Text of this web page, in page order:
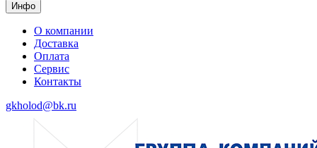
Инфо
О компании
Доставка
Оплата
Сервис
Контакты
gkholod@bk.ru